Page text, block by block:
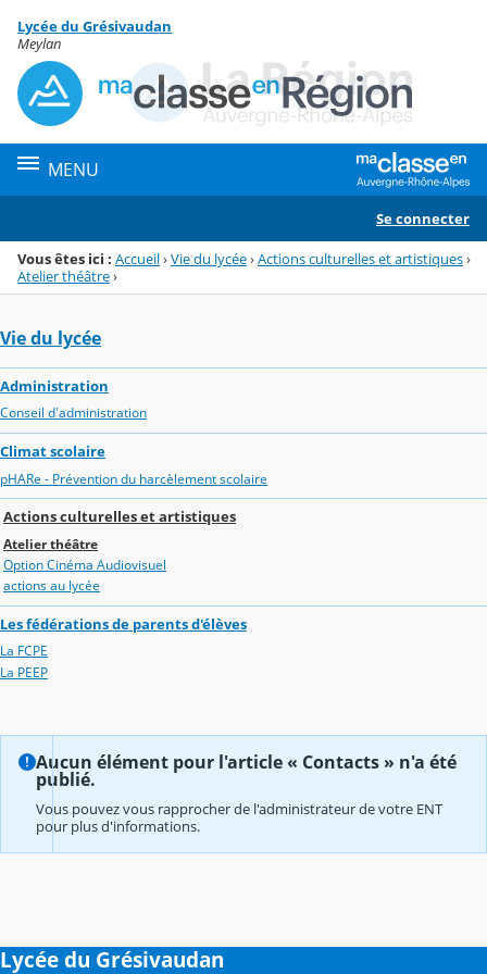
Menu de la rubrique
Contenu
Lycée du Grésivaudan
Meylan
MENU
Se connecter
Vous êtes ici : Accueil›Vie du lycée›Actions culturelles et artistiques›
Atelier théâtre›
Vie du lycée
Administration
Conseil d'administration
Climat scolaire
pHARe - Prévention du harcèlement scolaire
Actions culturelles et artistiques
Atelier théâtre
Option Cinéma Audiovisuel
actions au lycée
Les fédérations de parents d'élèves
La FCPE
La PEEP
Aucun élément pour l'article « Contacts » n'a été
publié.
Vous pouvez vous rapprocher de l'administrateur de votre ENT
pour plus d'informations.
Lycée du Grésivaudan